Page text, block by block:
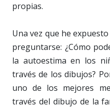
propias.
Una vez que he
preguntarse: ¿Cómo
la autoestima en los
través de los dibujos?
uno de los mejores
través del dibujo de la